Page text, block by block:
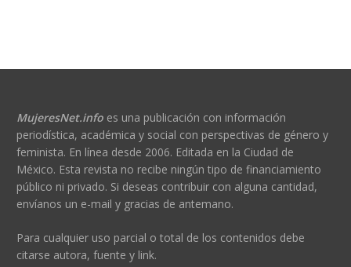
MujeresNet.infoes una publicación con información
periodística, académica y social con perspectivas de género y
feminista. En línea desde 2006. Editada en la Ciudad de
México. Esta revista no recibe ningún tipo de financiamiento
público ni privado. Si deseas contribuir con alguna cantidad,
envíanos un e-mail y gracias de antemano.
Para cualquier uso parcial o total de los contenidos debe
citarse autora, fuente y link.